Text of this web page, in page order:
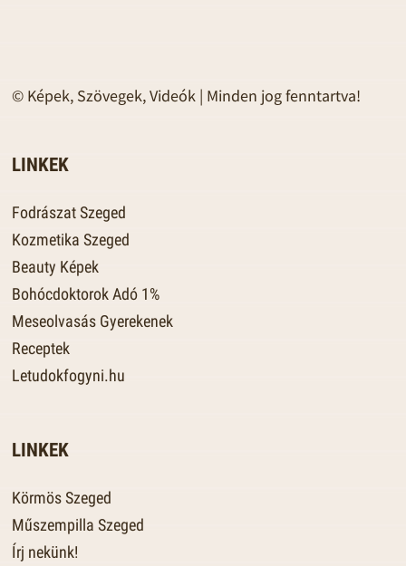
© Képek, Szövegek, Videók | Minden jog fenntartva!
LINKEK
Fodrászat Szeged
Kozmetika Szeged
Beauty Képek
Bohócdoktorok Adó 1%
Meseolvasás Gyerekenek
Receptek
Letudokfogyni.hu
LINKEK
Körmös Szeged
Műszempilla Szeged
Írj nekünk!